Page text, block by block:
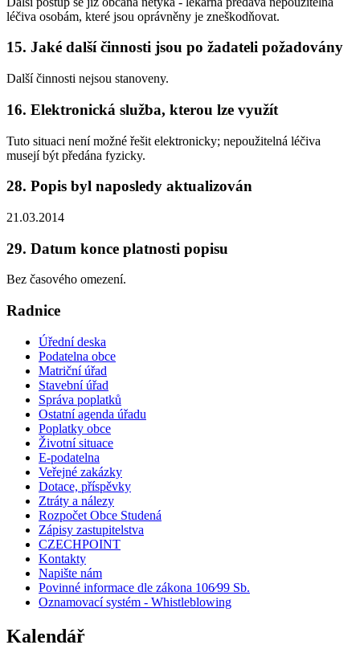
léčiva osobám, které jsou oprávněny je zneškodňovat.
15. Jaké další činnosti jsou po žadateli požadovány
Další činnosti nejsou stanoveny.
16. Elektronická služba, kterou lze využít
Tuto situaci není možné řešit elektronicky; nepoužitelná léčiva
musejí být předána fyzicky.
28. Popis byl naposledy aktualizován
21.03.2014
29. Datum konce platnosti popisu
Bez časového omezení.
Radnice
Úřední deska
Podatelna obce
Matriční úřad
Stavební úřad
Správa poplatků
Ostatní agenda úřadu
Poplatky obce
Životní situace
E-podatelna
Veřejné zakázky
Dotace, příspěvky
Ztráty a nálezy
Rozpočet Obce Studená
Zápisy zastupitelstva
CZECHPOINT
Kontakty
Napište nám
Povinné informace dle zákona 106⁄99 Sb.
Oznamovací systém - Whistleblowing
Kalendář